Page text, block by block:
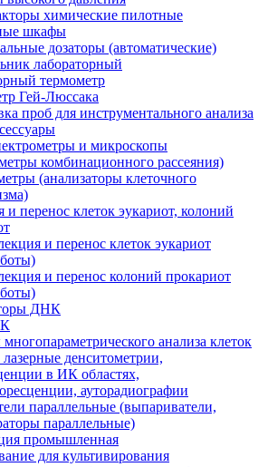
химические пилотные
шкафы
дозаторы (автоматические)
лабораторный
термометр
Гей-Люссака
проб для инструментального анализа
и микроскопы
комбинационного рассеяния)
(анализаторы клеточного
и перенос клеток эукариот, колоний
и перенос клеток эукариот
и перенос колоний прокариот
ДНК
анализа клеток
денситометрии,
в ИК областях,
ауторадиографии
параллельные (выпариватели,
параллельные)
промышленная
для культивирования